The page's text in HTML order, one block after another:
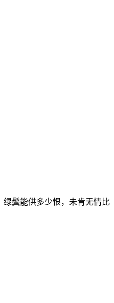
绿鬓能供多少恨，未肯无情比